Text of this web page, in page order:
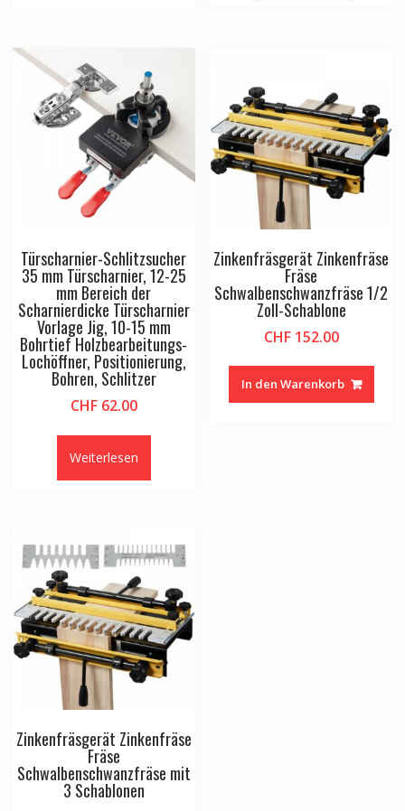
Türscharnier-Schlitzsucher
35 mm Türscharnier, 12-25
mm Bereich der
Scharnierdicke Türscharnier
Vorlage Jig, 10-15 mm
Bohrtief Holzbearbeitungs-
Lochöffner, Positionierung,
Bohren, Schlitzer
CHF62.00
Weiterlesen
Zinkenfräsgerät Zinkenfräse
Fräse
Schwalbenschwanzfräse 1/2
Zoll-Schablone
CHF152.00
In den Warenkorb
Zinkenfräsgerät Zinkenfräse
Fräse
Schwalbenschwanzfräse mit
3 Schablonen